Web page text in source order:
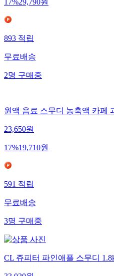
17%29,790원
893적립
무료배송
2명구매중
원액 음료 스무디 농축액 카페
23,650원
17%19,710원
591적립
무료배송
3명구매중
CL 쥬피터 파인애플 스무디